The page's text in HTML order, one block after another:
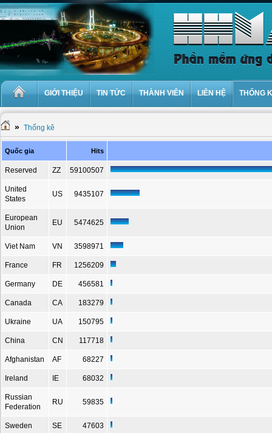
GIỚI THIỆU TIN TỨC THÀNH VIÊN LIÊN HỆ THỐNG
» Thống kê
Quốc gia Hits
Reserved ZZ 59100507
United
States
US 9435107
European
Union
EU 5474625
Viet Nam VN 3598971
France FR 1256209
Germany DE 456581
Canada CA 183279
Ukraine UA 150795
China CN 117718
Afghanistan AF 68227
Ireland IE 68032
Russian
Federation
RU 59835
Sweden SE 47603